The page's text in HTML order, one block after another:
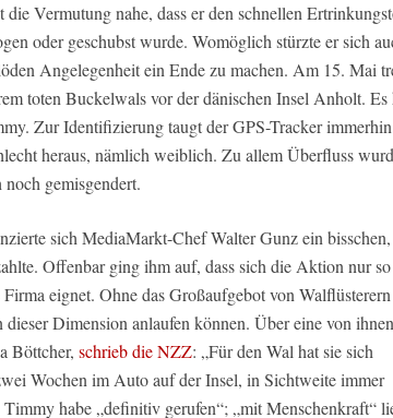
Vermutung nahe, dass er den schnellen
oder geschubst wurde. Womöglich stürzte er sich
Angelegenheit ein Ende zu machen. Am 15. Mai
toten Buckelwals vor der dänischen Insel Anholt. Es
Zur Identifizierung taugt der GPS-Tracker
heraus, nämlich weiblich. Zu allem Überfluss
gemisgendert.
sich MediaMarkt-Chef Walter Gunz ein
Offenbar ging ihm auf, dass sich die Aktion nur so
eignet. Ohne das Großaufgebot von
dieser Dimension anlaufen können. Über eine von
Böttcher, schrieb die NZZ: „Für den Wal hat sie sich
Wochen im Auto auf der Insel, in Sichtweite immer
Timmy habe „definitiv gerufen“; „mit Menschenkraft“